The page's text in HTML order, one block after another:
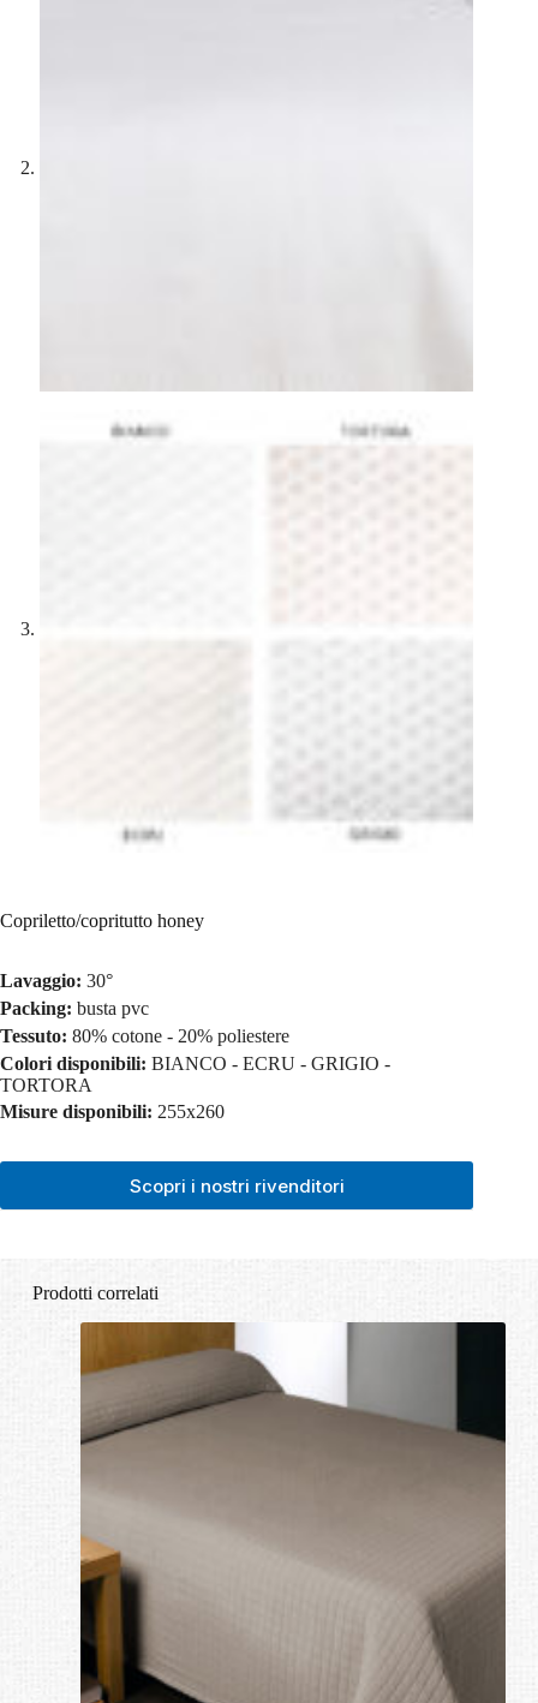
Copriletto/copritutto honey
Lavaggio: 30°
Packing: busta pvc
Tessuto: 80% cotone - 20% poliestere
Colori disponibili: BIANCO - ECRU - GRIGIO -
TORTORA
Misure disponibili: 255x260
Scopri i nostri rivenditori
Prodotti correlati